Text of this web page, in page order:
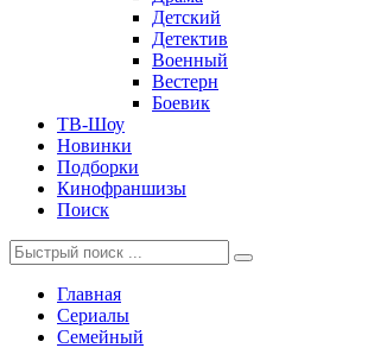
Детский
Детектив
Военный
Вестерн
Боевик
ТВ-Шоу
Новинки
Подборки
Кинофраншизы
Поиск
Главная
Сериалы
Семейный